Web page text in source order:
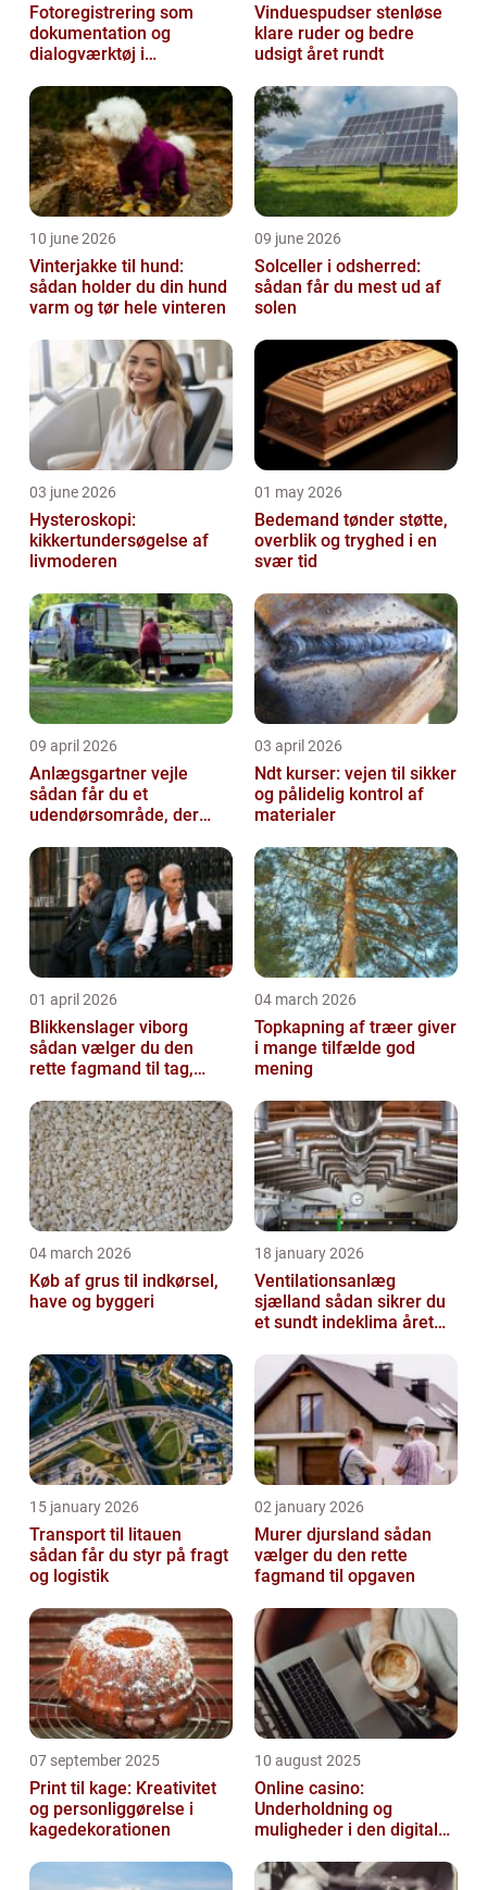
Fotoregistrering som
dokumentation og
dialogværktøj i
Vinduespudser stenløse
klare ruder og bedre
udsigt året rundt
10 june 2026
Vinterjakke til hund:
sådan holder du din hund
varm og tør hele vinteren
09 june 2026
Solceller i odsherred:
sådan får du mest ud af
solen
03 june 2026
Hysteroskopi:
kikkertundersøgelse af
livmoderen
01 may 2026
Bedemand tønder støtte,
overblik og tryghed i en
svær tid
09 april 2026
Anlægsgartner vejle
sådan får du et
udendørsområde, der
03 april 2026
Ndt kurser: vejen til sikker
og pålidelig kontrol af
materialer
01 april 2026
Blikkenslager viborg
sådan vælger du den
rette fagmand til tag,
04 march 2026
Topkapning af træer giver
i mange tilfælde god
mening
04 march 2026
Køb af grus til indkørsel,
have og byggeri
18 january 2026
Ventilationsanlæg
sjælland sådan sikrer du
et sundt indeklima året
15 january 2026
Transport til litauen
sådan får du styr på fragt
og logistik
02 january 2026
Murer djursland sådan
vælger du den rette
fagmand til opgaven
07 september 2025
Print til kage: Kreativitet
og personliggørelse i
kagedekorationen
10 august 2025
Online casino:
Underholdning og
muligheder i den digitale